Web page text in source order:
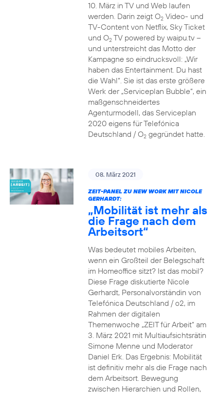
10. März in TV und Web laufen
werden. Darin zeigt O2Video- und
TV-Content von Netflix, Sky Ticket
und O2TV powered by waipu.tv –
und unterstreicht das Motto der
Kampagne so eindrucksvoll: „Wir
haben das Entertainment. Du hast
die Wahl“. Sie ist das erste größere
Werk der „Serviceplan Bubble“, ein
maßgenschneidertes
Agenturmodell, das Serviceplan
2020 eigens für Telefónica
Deutschland / O2gegründet hatte.
08. März 2021
ZEIT-PANEL ZU NEW WORK MIT NICOLE
GERHARDT:
„Mobilität ist mehr als
die Frage nach dem
Arbeitsort“
Was bedeutet mobiles Arbeiten,
wenn ein Großteil der Belegschaft
im Homeoffice sitzt? Ist das mobil?
Diese Frage diskutierte Nicole
Gerhardt, Personalvorständin von
Telefónica Deutschland / o2, im
Rahmen der digitalen
Themenwoche „ZEIT für Arbeit“ am
3. März 2021 mit Multiaufsichtsrätin
Simone Menne und Moderator
Daniel Erk. Das Ergebnis: Mobilität
ist definitiv mehr als die Frage nach
dem Arbeitsort. Bewegung
zwischen Hierarchien und Rollen,